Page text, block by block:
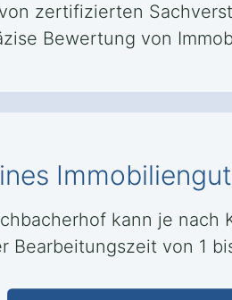
zertifizierten
Bewertung von
kann je
Bearbeitungszeit von 1